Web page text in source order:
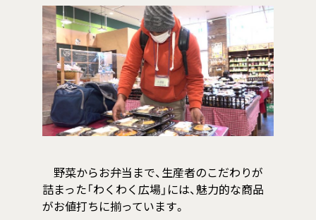
野菜からお弁当まで、生産者のこだわりが
詰まった「わくわく広場」には、魅力的な商品
がお値打ちに揃っています。